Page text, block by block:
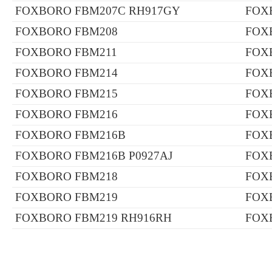
FOXBORO FBM207C RH917GY
FOXBORO FBM208
FOXBORO FBM211
FOXBORO FBM214
FOXBORO FBM215
FOXBORO FBM216
FOXBORO FBM216B
FOXBORO FBM216B P0927AJ
FOXBORO FBM218
FOXBORO FBM219
FOXBORO FBM219 RH916RH